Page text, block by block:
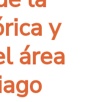
y
área